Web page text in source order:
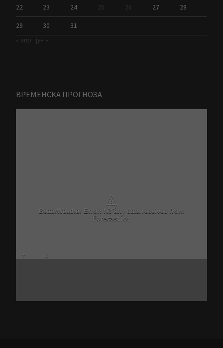
22 23 24 25 26 27 28
29 30
31
« апр
јун »
ВРЕМЕНСКА ПРОГНОЗА
-
⚠
BetterWeather Error: No any data received from
Forecast.io!.